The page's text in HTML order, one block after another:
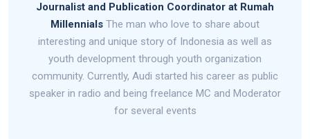
Journalist and Publication Coordinator at Rumah
Millennials The man who love to share about
interesting and unique story of Indonesia as well as
youth development through youth organization
community. Currently, Audi started his career as public
speaker in radio and being freelance MC and Moderator
for several events